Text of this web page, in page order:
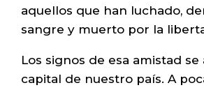
aquellos que han luchado,
sangre y muerto por la
Los signos de esa amistad se
capital de nuestro país. A